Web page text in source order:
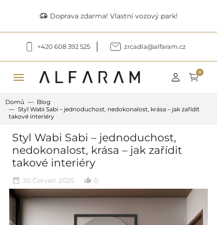
delivery_truck_speed Doprava zdarma! Vlastní vozový park!
+420 608 392 525 zrcadla@alfaram.cz
menu 0
Domů
Blog
Styl Wabi Sabi – jednoduchost, nedokonalost, krása – jak zařídit
takové interiéry
Styl Wabi Sabi – jednoduchost,
nedokonalost, krása – jak zařídit
takové interiéry
date_range 30 Červen 2025 thumb_up_alt 0